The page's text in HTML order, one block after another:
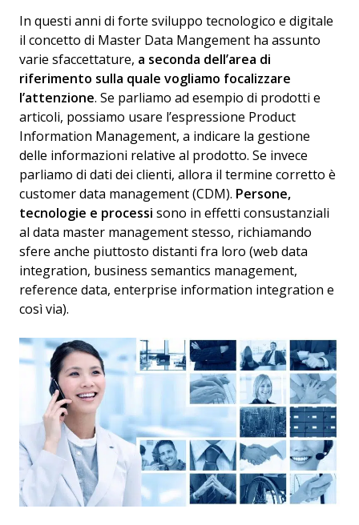
In questi anni di forte sviluppo tecnologico e digitale
il concetto di Master Data Mangement ha assunto
varie sfaccettature, a seconda dell’area di
riferimento sulla quale vogliamo focalizzare
l’attenzione. Se parliamo ad esempio di prodotti e
articoli, possiamo usare l’espressione Product
Information Management, a indicare la gestione
delle informazioni relative al prodotto. Se invece
parliamo di dati dei clienti, allora il termine corretto è
customer data management (CDM). Persone,
tecnologie e processi sono in effetti consustanziali
al data master management stesso, richiamando
sfere anche piuttosto distanti fra loro (web data
integration, business semantics management,
reference data, enterprise information integration e
così via).